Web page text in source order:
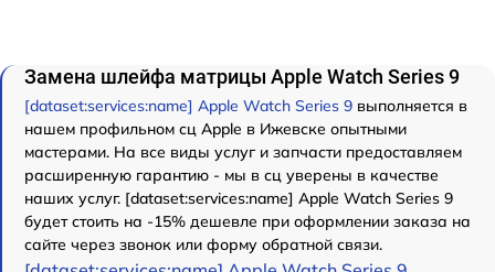
Замена шлейфа матрицы Apple Watch Series 9
[dataset:services:name] Apple Watch Series 9 выполняется в
нашем профильном сц Apple в Ижевске опытными
мастерами. На все виды услуг и запчасти предоставляем
расширенную гарантию - мы в сц уверены в качестве
наших услуг. [dataset:services:name] Apple Watch Series 9
будет стоить на -15% дешевле при оформлении заказа на
сайте через звонок или форму обратной связи.